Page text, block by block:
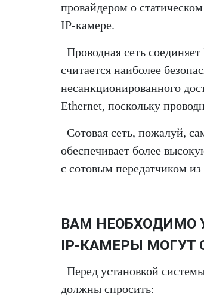
провайдером о
IP-камере.
Проводная сеть
считается наиболее
несанкционированного
Ethernet, поскольку
Сотовая сеть, пожалуй,
обеспечивает более
с сотовым передатчиком
ВАМ НЕОБХОДИМО
IP-КАМЕРЫ МОГУТ
Перед установкой
должны спросить: